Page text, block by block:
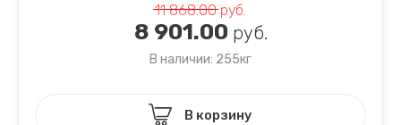
11 868.00руб.
8 901.00 руб.
В наличии: 255кг
В корзину